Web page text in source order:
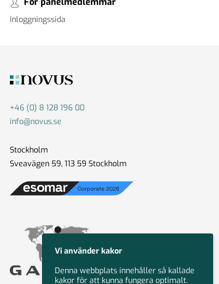
Inloggningssida
+46 (0) 8 128 196 00
info@novus.se
Stockholm
Sveavägen 59, 113 59 Stockholm
Vi använder kakor
Denna webbplats innehåller så kallade
kakor för att kunna fungera optimalt.